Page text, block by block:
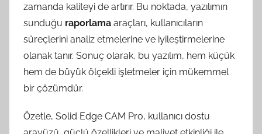
zamanda kaliteyi de artırır. Bu noktada, yazılımın
sunduğu raporlama araçları, kullanıcıların
süreçlerini analiz etmelerine ve iyileştirmelerine
olanak tanır. Sonuç olarak, bu yazılım, hem küçük
hem de büyük ölçekli işletmeler için mükemmel
bir çözümdür.
Özetle, Solid Edge CAM Pro, kullanıcı dostu